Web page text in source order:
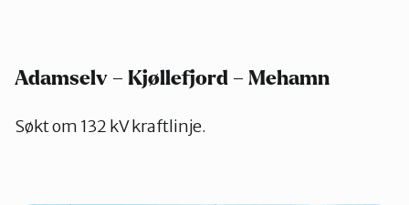
Adamselv – Kjøllefjord – Mehamn
Søkt om 132 kV kraftlinje.